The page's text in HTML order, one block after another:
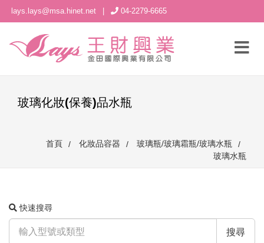
lays.lays@msa.hinet.net 04-2279-6665
玻璃化妝(保養)品水瓶
首頁 化妝品容器
玻璃瓶/玻璃霜瓶/玻璃水瓶
玻璃水瓶
快速搜尋
搜尋